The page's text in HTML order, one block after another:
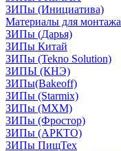
ЗИПы (Инициатива)
Материалы для монтажа
ЗИПы (Дарья)
ЗИПы Китай
ЗИПы (Tekno Solution)
ЗИПЫ (КНЭ)
ЗИПы(Bakeoff)
ЗИПы (Starmix)
ЗИПы (МХМ)
ЗИПы (Фростор)
ЗИПы (АРКТО)
ЗИПы ПищТех